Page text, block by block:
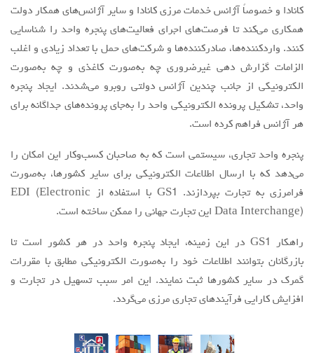
کانادا و خصوصاً آژانس خدمات مرزی کانادا و سایر آژانس‌های همکار دولت
همکاری می‌کند تا فرصت‌های اجرای فعالیت‌های پنجره واحد را شناسایی
کنند. واردکننده‌ها، صادر‌کننده‌ها و شرکت‌های حمل با تعداد زیادی و اغلب
الزامات گزارش دهی غیرضروری چه به‌صورت کاغذی و چه به‌صورت
الکترونیکی از جانب چندین آژانس دولتی روبرو می‌شدند. ايجاد پنجره
واحد، تشکیل پرونده الکترونیکی واحد را به‌جای پرونده‌های جداگانه برای
هر آژانس فراهم کرده است.
پنجره واحد تجاري، سيستمي است كه به صاحبان کسب‌وکار اين امكان را
مي‌دهد كه با ارسال اطلاعات الكترونيكي براي ساير كشورها، به‌صورت
فرامرزی به تجارت بپردازند. GS1 با استفاده از EDI (Electronic
Data Interchange) اين تجارت جهاني را ممكن ساخته است.
راهكار GS1 در اين زمينه، ايجاد پنجره واحد در هر كشور است تا
بازرگانان بتوانند اطلاعات خود را به‌صورت الكترونيكي مطابق با مقررات
گمرك در ساير كشورها ثبت نمايند. اين امر سبب تسهيل در تجارت و
افزايش كارايي فرآيندهاي تجاري مرزي مي‌گردد.